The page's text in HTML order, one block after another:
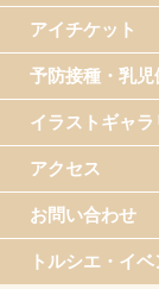
アイチケット
予防接種・乳児
イラストギャラ
アクセス
お問い合わせ
トルシエ・イ